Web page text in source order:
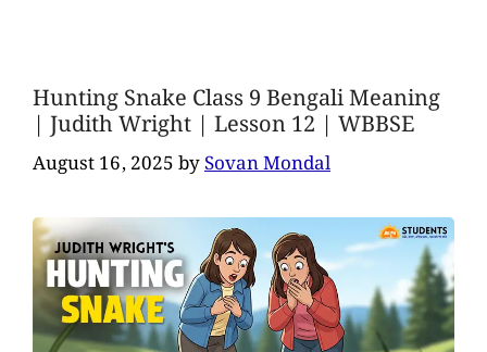
Hunting Snake Class 9 Bengali Meaning
| Judith Wright | Lesson 12 | WBBSE
August 16, 2025bySovan Mondal